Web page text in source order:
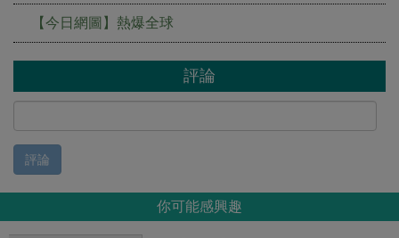
【今日網圖】熱爆全球
評論
評論
你可能感興趣